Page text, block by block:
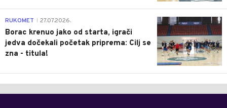
0
RUKOMET 27.07.2026.
Borac krenuo jako od starta, igrači
jedva dočekali početak priprema: Cilj se
zna - titula!